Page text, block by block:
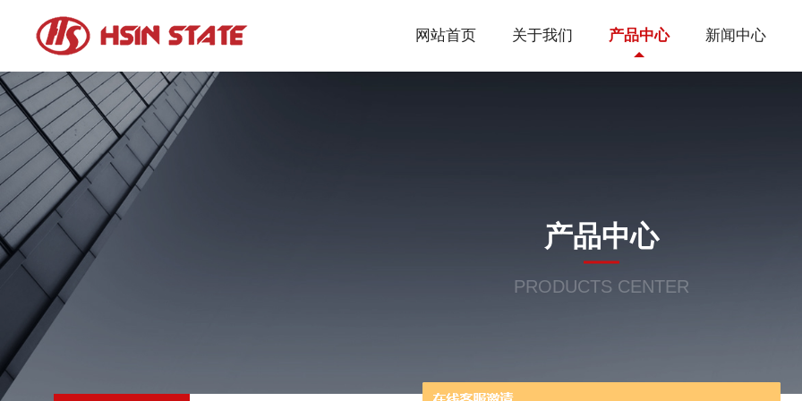
网站首页 关于我们 产品中心 新闻中心
产品中心
PRODUCTS CENTER